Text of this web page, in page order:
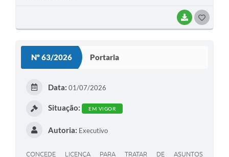
BAIXAR
Nº 63/2026 Portaria
Data: 01/07/2026
Situação: EM VIGOR
Autoria: Executivo
CONCEDE LICENÇA PARA TRATAR DE ASUNTOS